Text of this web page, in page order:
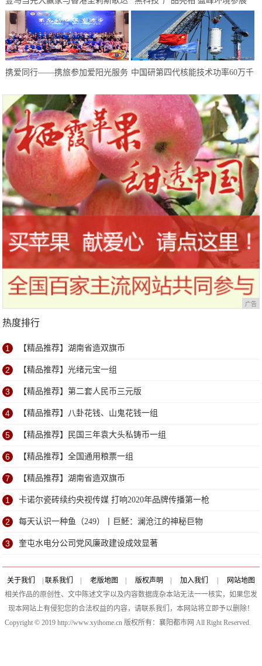
成全国战略合作，共创美业，共赢
未来
中国环博会广州展受热捧
携爱同行——携旅参加爱阳光服务 中国研第四代核能技术功率60万千
广告
热度排行
1 【精品推荐】湖南省造双旗币
2 【精品推荐】光绪元宝一组
3 【精品推荐】第二套人民币三元版
4 【精品推荐】八卦花钱、山鬼花钱一组
5 【精品推荐】民国三年袁大头私铸币一组
6 【精品推荐】全国通用粮票一组
7 【精品推荐】湖南省造双旗币
1 卡诺尔瓷砖续约央视传媒 打响2020年品牌传播第一枪
2 每天认识一种鱼（249）丨巨魾：澜沧江的神秘巨物
3 奎屯水电分公司党风廉政建设成效显著
关于我们 联系我们 老版地图 版权声明 加入我们
网站地图
相关作品的原创性、文中陈述文字以及内容数据庞杂本站无法一一核实，如果您发
现本网站上有侵犯您的合法权益的内容，请联系我们，本网站将立即予以删除！
Copyright © 2019 http://www.xyihome.cn 版权所有：襄阳都市网 All Right Reserved.